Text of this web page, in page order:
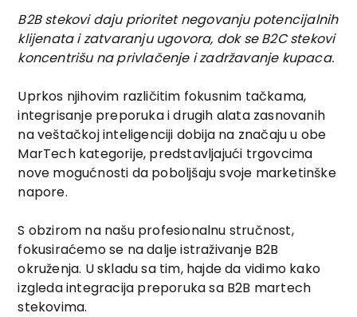
B2B stekovi daju prioritet negovanju potencijalnih
klijenata i zatvaranju ugovora, dok se B2C stekovi
koncentrišu na privlačenje i zadržavanje kupaca.
Uprkos njihovim različitim fokusnim tačkama,
integrisanje preporuka i drugih alata zasnovanih
na veštačkoj inteligenciji dobija na značaju u obe
MarTech kategorije, predstavljajući trgovcima
nove mogućnosti da poboljšaju svoje marketinške
napore.
S obzirom na našu profesionalnu stručnost,
fokusiraćemo se na dalje istraživanje B2B
okruženja. U skladu sa tim, hajde da vidimo kako
izgleda integracija preporuka sa B2B martech
stekovima.